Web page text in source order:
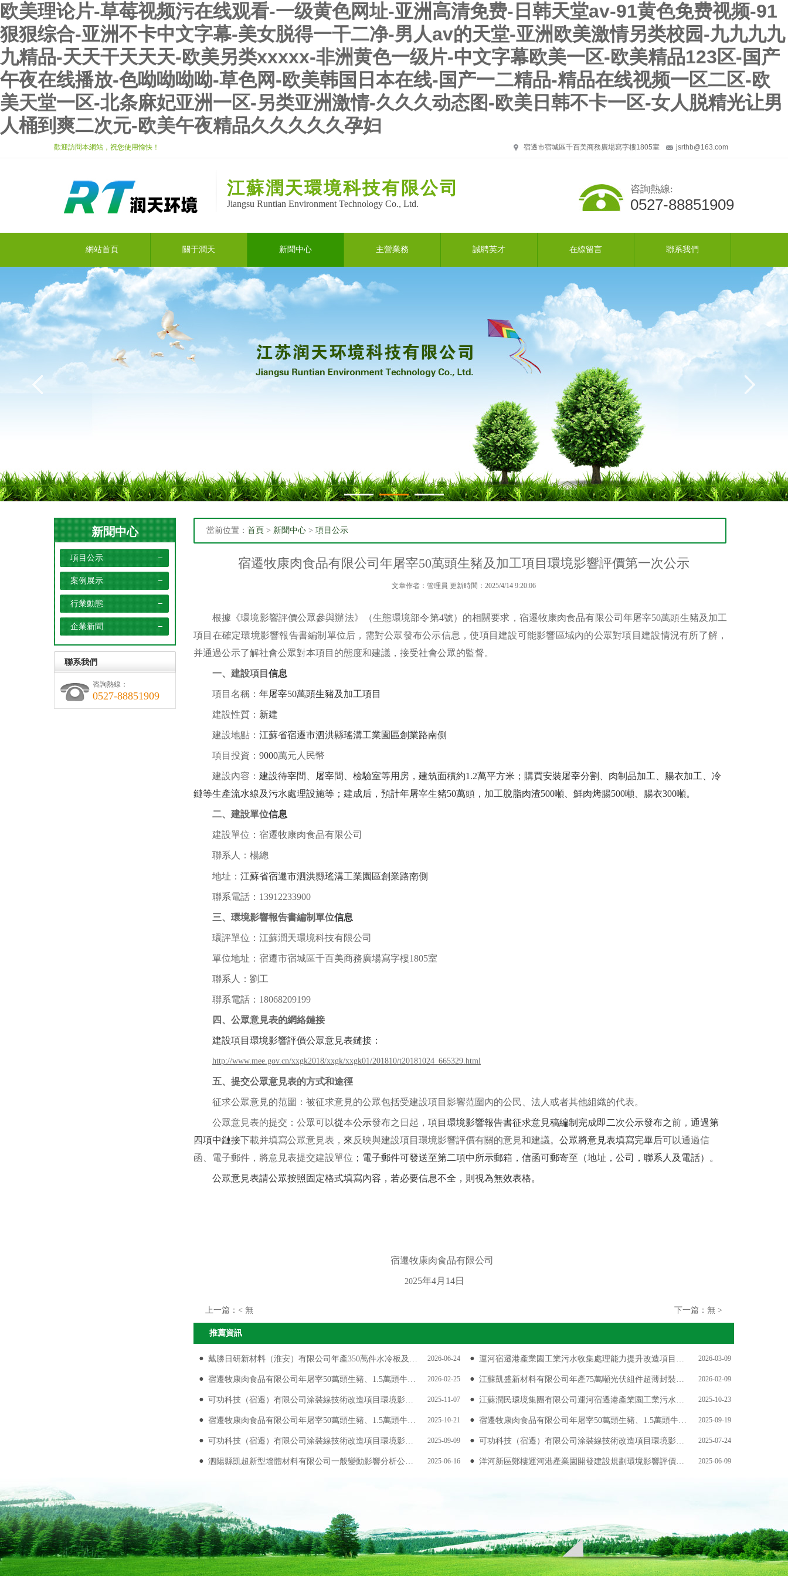
欧美理论片-草莓视频污在线观看-一级黄色网址-亚洲高清免费-日韩天堂av-91黄色免费视频-91
狠狠综合-亚洲不卡中文字幕-美女脱得一干二净-男人av的天堂-亚洲欧美激情另类校园-九九九九
九精品-天天干天天天-欧美另类xxxxx-非洲黄色一级片-中文字幕欧美一区-欧美精品123区-国产
午夜在线播放-色呦呦呦呦-草色网-欧美韩国日本在线-国产一二精品-精品在线视频一区二区-欧
美天堂一区-北条麻妃亚洲一区-另类亚洲激情-久久久动态图-欧美日韩不卡一区-女人脱精光让男
人桶到爽二次元-欧美午夜精品久久久久久孕妇
歡迎訪問本網站，祝您使用愉快！ 宿遷市宿城區千百美商務廣場寫字樓1805室 jsrthb@163.com
江蘇潤天環境科技有限公司
Jiangsu Runtian Environment Technology Co., Ltd.
咨詢熱線:
0527-88851909
網站首頁 關于潤天 新聞中心 主營業務 誠聘英才 在線留言 聯系我們
1 2 3
新聞中心
項目公示
案例展示
行業動態
企業新聞
聯系我們
咨詢熱線：
0527-88851909
當前位置： 首頁 > 新聞中心 > 項目公示
宿遷牧康肉食品有限公司年屠宰50萬頭生豬及加工項目環境影響評價第一次公示
文章作者：管理員 更新時間：2025/4/14 9:20:06
根據《環境影響評價公眾參與辦法》（生態環境部令第4號）的相關要求， 宿遷牧康肉食品有限公司年屠宰50萬頭生豬及加工
項目 在確定環境影響報告書編制單位后，需對公眾發布公示信息，使項目建設可能影響區域內的公眾對項目建設情況有所了解，
并通過公示了解社會公眾對本項目的態度和建議，接受社會公眾的監督。
一、建設項目 信息
項目名稱： 年屠宰50萬頭生豬及加工項目
建設性質： 新建
建設地點： 江蘇省宿遷市泗洪縣瑤溝工業園區創業路南側
項目投資： 9000萬元人民幣
建設內容： 建設待宰間、屠宰間、檢驗室等用房，建筑面積約1.2萬平方米；購買安裝屠宰分割、肉制品加工、腸衣加工、冷
鏈等生產流水線及污水處理設施等；建成后，預計年屠宰生豬50萬頭，加工脫脂肉渣500噸、鮮肉烤腸500噸、腸衣300噸。
二、建設單位信息
建設單位： 宿遷牧康肉食品有限公司
聯系人： 楊總
地址： 江蘇省宿遷市泗洪縣瑤溝工業園區創業路南側
聯系電話： 13912233900
三、環境影響報告書編制單位信息
環評單位： 江蘇潤天環境科技有限公司
單位地址： 宿遷市宿城區千百美商務廣場寫字樓1805室
聯系人：劉工
聯系電話： 18068209199
四、公眾意見表的網絡鏈接
建設項目環境影響評價公眾意見表鏈接 ：
http://www.mee.gov.cn/xxgk2018/xxgk/xxgk01/201810/t20181024_665329.html
五、提交公眾意見表的方式和途徑
征求公眾意見的范圍：被征求意見的公眾包括受建設項目影響范圍內的公民、法人或者其他組織的代表。
公眾意見表的提交：公眾可以從本公示發布之日起， 項目環境影響報告書征求意見稿編制完成即二次公示發布之前， 通過第
四項中鏈接下載并填寫公眾意見表， 來反映與建設項目環境影響評價有關的意見和建議。 公眾將意見表填寫完畢后可以通過信
函、電子郵件，將意見表提交建設單位 ；電子郵件可發送至第二項中所示郵箱，信函可郵寄至（地址，公司，聯系人及電話）。
公眾意見表請公眾按照固定格式填寫內容，若必要信息不全，則視為無效表格。
宿遷牧康肉食品有限公司
2025年4月 14日
上一篇：< 無 下一篇：無 >
推薦資訊
2026-06-24
戴勝日研新材料（淮安）有限公司年產350萬件水冷板及… 2026-03-09
運河宿遷港產業園工業污水收集處理能力提升改造項目…
2026-02-25
宿遷牧康肉食品有限公司年屠宰50萬頭生豬、1.5萬頭牛… 2026-02-09
江蘇凱盛新材料有限公司年產75萬噸光伏組件超薄封裝…
2025-11-07
可功科技（宿遷）有限公司涂裝線技術改造項目環境影… 2025-10-23
江蘇潤民環境集團有限公司運河宿遷港產業園工業污水…
2025-10-21
宿遷牧康肉食品有限公司年屠宰50萬頭生豬、1.5萬頭牛… 2025-09-19
宿遷牧康肉食品有限公司年屠宰50萬頭生豬、1.5萬頭牛…
2025-09-09
可功科技（宿遷）有限公司涂裝線技術改造項目環境影… 2025-07-24
可功科技（宿遷）有限公司涂裝線技術改造項目環境影…
2025-06-16
泗陽縣凱超新型墻體材料有限公司一般變動影響分析公… 2025-06-09
洋河新區鄭樓運河港產業園開發建設規劃環境影響評價…